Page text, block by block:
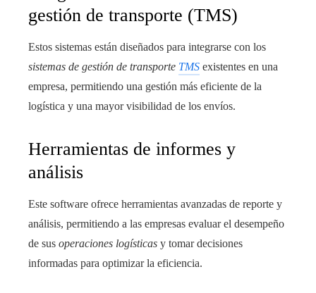
gestión de transporte (TMS)
Estos sistemas están diseñados para integrarse con los
sistemas de gestión de transporte TMS existentes en una
empresa, permitiendo una gestión más eficiente de la
logística y una mayor visibilidad de los envíos.
Herramientas de informes y
análisis
Este software ofrece herramientas avanzadas de reporte y
análisis, permitiendo a las empresas evaluar el desempeño
de sus operaciones logísticas y tomar decisiones
informadas para optimizar la eficiencia.